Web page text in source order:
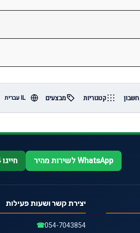
חשבון קטגוריות מבצעים
WhatsApp לשירות מהיר חייגו 054-7043854
יצירת קשר ושעות פעילות
☎054-7043854